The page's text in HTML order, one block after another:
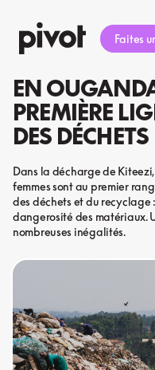
au
contenu
Faites
EN
PREMIÈRE
DES DÉCHETS
Dans la décharge de
femmes sont au premier
des déchets et du recyclage
dangerosité des matériaux.
nombreuses inégalités.